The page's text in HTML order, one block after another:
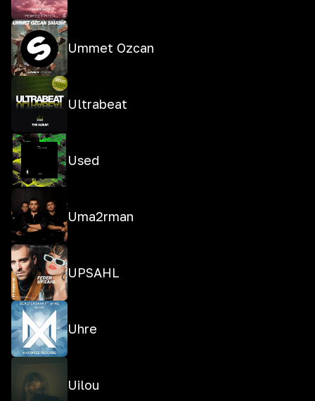
Ummet Ozcan
Ultrabeat
Used
Uma2rman
UPSAHL
Uhre
Uilou